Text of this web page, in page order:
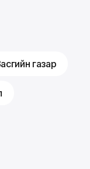
газар